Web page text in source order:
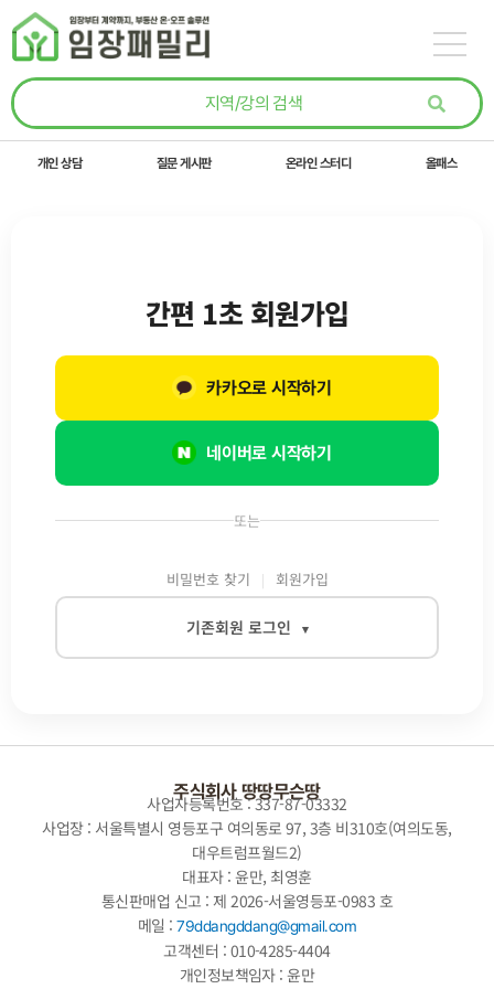
콘텐츠로
건너뛰기
개인 상담 질문 게시판 온라인 스터디 올패스
또는
비밀번호 찾기 회원가입
기존회원 로그인 ▾
로그인
간편 1초 회원가입
네이버로 시작하기
카카오로 시작하기
주식회사 땅땅무슨땅
사업자등록번호 : 337-87-03332
사업장 : 서울특별시 영등포구 여의동로 97, 3층 비310호(여의도동,
대우트럼프월드2)
대표자 : 윤만, 최영훈
통신판매업 신고 : 제 2026-서울영등포-0983 호
메일 :79ddangddang@gmail.com
고객센터 : 010-4285-4404
개인정보책임자 : 윤만